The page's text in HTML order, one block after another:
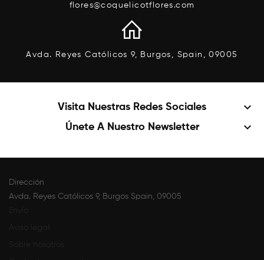
flores@coquelicotflores.com
Avda. Reyes Católicos 9, Burgos, Spain, 09005
Visita Nuestras Redes Sociales keyboard_arrow_down
Únete A Nuestro Newsletter keyboard_arrow_down
Dirección
Avda. Reyes Católicos 9, Burgos Spain, 09005